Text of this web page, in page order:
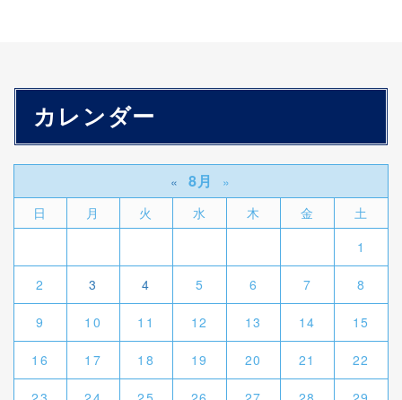
カレンダー
« 8月
»
日
月 火 水 木 金
土
1
2 3 4 5 6 7 8
9 10 11 12 13 14 15
16 17 18 19 20 21 22